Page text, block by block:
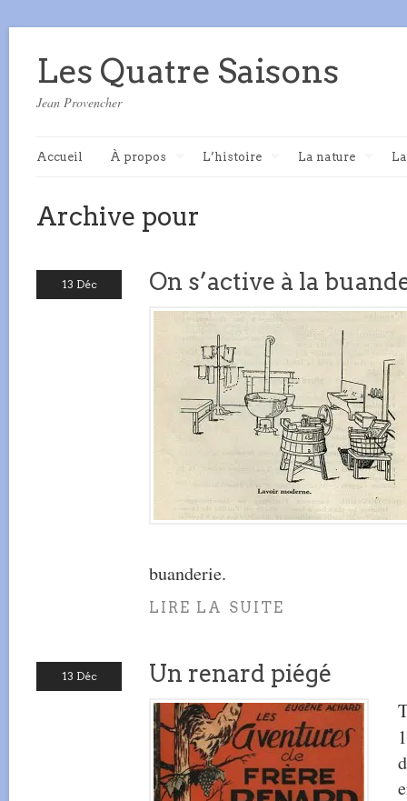
Les Quatre Saisons
Jean Provencher
Accueil À propos L’histoire La nature
Archive pour
13 Déc On s’active à la
buanderie.
LIRE LA SUITE
13 Déc Un renard piégé